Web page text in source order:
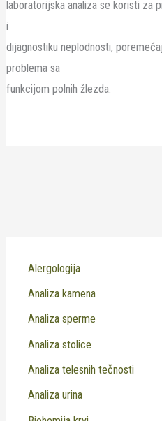
laboratorijska analiza se koristi za
i
dijagnostiku neplodnosti,
problema sa
funkcijom polnih žlezda.
Alergologija
Analiza kamena
Analiza sperme
Analiza stolice
Analiza telesnih tečnosti
Analiza urina